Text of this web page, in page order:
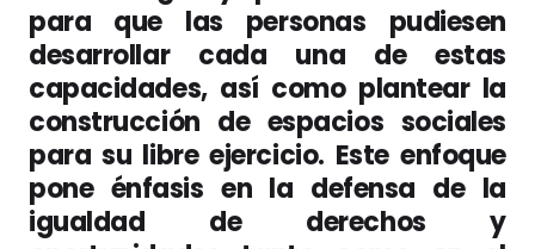
para que las personas pudiesen
desarrollar cada una de estas
capacidades, así como plantear la
construcción de espacios sociales
para su libre ejercicio. Este enfoque
pone énfasis en la defensa de la
igualdad de derechos y